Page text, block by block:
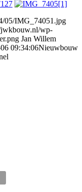
05/IMG_74051.jpg
jwkbouw.nl/wp-
Jan Willem
09:34:06Nieuwbouw